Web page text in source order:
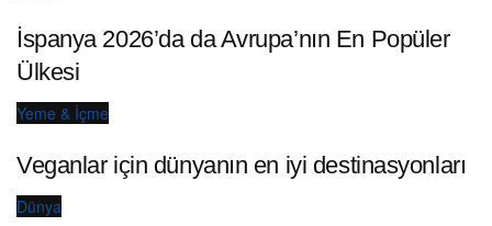
İspanya 2026’da da Avrupa’nın En Popüler
Ülkesi
Yeme & İçme
Veganlar için dünyanın en iyi destinasyonları
Dünya